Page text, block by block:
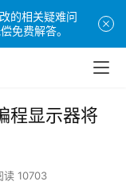
程显示器将
读 10703
的相关疑难问
免费解答。